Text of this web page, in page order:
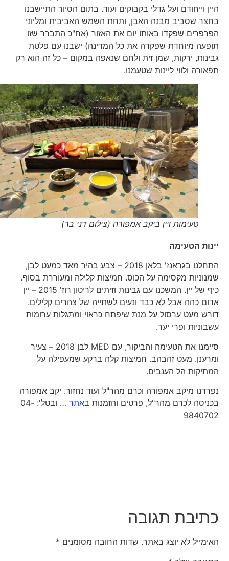
היין וייחודם ועל גדלי בקבוקים ועוד. בתום הסיור התיישבנו
בחצר שסביב מבנה האבן, ותחת השמש האביבית ומליוני
הפרפרים שפקדו באותו יום את האזור (אח"כ התברר שזו
תופעה מיוחדת שפקדה את כל המדינה) ישבנו עם פלטת
גבינות, ירקות, שמן זית ולחם שנאפה במקום – כל זה הוא רק
תפאורה ולווי ליינות שטעמנו.
טעימות ויין ביקב אמפורה (צילום דני בר)
יינות הטעימה
התחלנו בגראנז' בלאן 2018 – צבע בהיר מאד כמעט לבן,
שמנוניות מקסימה על הכוס. חמיצות קלילה ומעוררת בסוף.
כיף של יין. המשכנו עם גבינות וזיתים לריטון רוז' 2015 – יין
אדום כהה אבל לא כבד ונעים לשתייה של צהרים קלילים.
דורש מעט ערסול על מנת שיפתח כראוי ומתגלות ערומות
עשבוניות ופרי יער.
סיימנו את הטעימה והביקור, עם MED לבן 2018 – צעיר
ומרענן. מעט זהבהב. חמיצות קלה ברקע שמעפילה על
המתיקות הל הענבים.
נפרדנו מיקב אמפורה וכרם מהר"ל ועוד נחזור. יקב אמפורה
בכניסה לכרם מהר"ל, פרטים והזמנותבאתר …
ובטל': 04-
9840702
כתיבת תגובה
האימייל לא יוצג באתר. שדות החובה מסומנים*